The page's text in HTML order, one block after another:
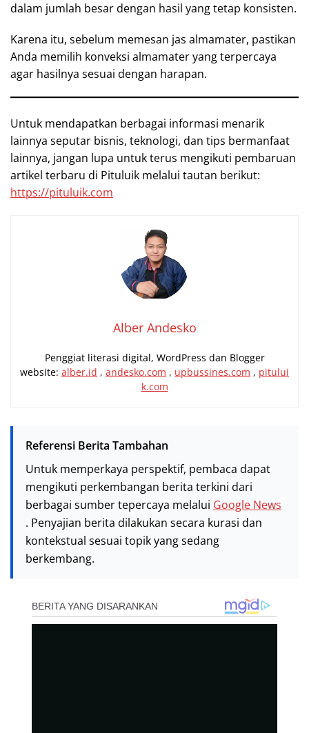
dalam jumlah besar dengan hasil yang tetap konsisten.
Karena itu, sebelum memesan jas almamater, pastikan
Anda memilih konveksi almamater yang terpercaya
agar hasilnya sesuai dengan harapan.
Untuk mendapatkan berbagai informasi menarik
lainnya seputar bisnis, teknologi, dan tips bermanfaat
lainnya, jangan lupa untuk terus mengikuti pembaruan
artikel terbaru di Pituluik melalui tautan berikut:
https://pituluik.com
Alber Andesko
Penggiat literasi digital, WordPress dan Blogger
website: alber.id , andesko.com , upbussines.com , pitului
k.com
Referensi Berita Tambahan
Untuk memperkaya perspektif, pembaca dapat
mengikuti perkembangan berita terkini dari
berbagai sumber tepercaya melalui Google News
. Penyajian berita dilakukan secara kurasi dan
kontekstual sesuai topik yang sedang
berkembang.